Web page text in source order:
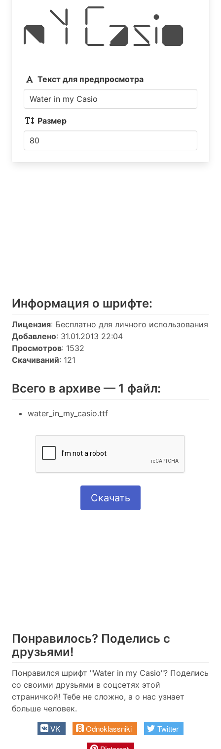
my Casio
Текст для предпросмотра
Размер
Информация о шрифтe:
Лицензия: Бесплатно для личного использования
Добавлено: 31.01.2013 22:04
Просмотров: 1532
Скачиваний: 121
Всего в архиве — 1 файл:
water_in_my_casio.ttf
Скачать
Понравилось? Поделись с
друзьями!
Понравился шрифт "Water in my Casio"? Поделись
со своими друзьями в соцсетях этой
страничкой! Тебе не сложно, а о нас узнает
больше человек.
VK Odnoklassniki
Twitter